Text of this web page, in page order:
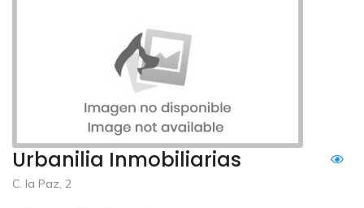
Urbanilia Inmobiliarias
C. la Paz, 2